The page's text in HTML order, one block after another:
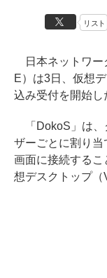
リスト
日本ネットワー
E）は3日、仮想
込み受付を開始し
「DokoS」は、
ザーごとに割り
画面に接続する
想デスクトップ（